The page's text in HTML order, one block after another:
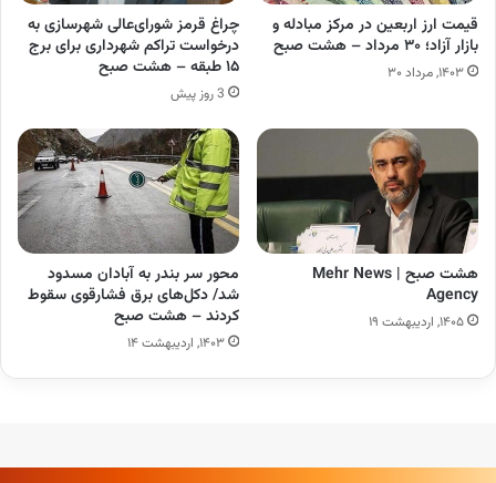
قیمت ارز اربعین در مرکز مبادله و
بازار آزاد؛ ۳۰ مرداد – هشت صبح
۱۴۰۳, مرداد ۳۰
چراغ قرمز شورای‌عالی شهرسازی به
درخواست تراکم شهرداری برای برج
۱۵ طبقه – هشت صبح
3 روز پیش
هشت صبح | Mehr News
Agency
۱۴۰۵, اردیبهشت ۱۹
محور سر بندر به آبادان مسدود
شد/ دکل‌های برق فشارقوی سقوط
کردند – هشت صبح
۱۴۰۳, اردیبهشت ۱۴